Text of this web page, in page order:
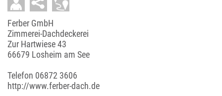
Ferber GmbH
Zimmerei-Dachdeckerei
Zur Hartwiese 43
66679 Losheim am See
Telefon 06872 3606
http://www.ferber-dach.de